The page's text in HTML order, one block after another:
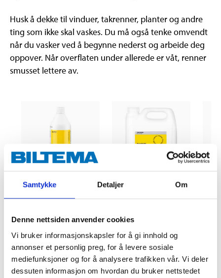
Samtykke Detaljer Om
Denne nettsiden anvender cookies
Vi bruker informasjonskapsler for å gi innhold og
annonser et personlig preg, for å levere sosiale
mediefunksjoner og for å analysere trafikken vår. Vi deler
dessuten informasjon om hvordan du bruker nettstedet
Husk å dekke til vinduer, takrenner, planter og andre
ting som ikke skal vaskes. Du må også tenke omvendt
når du vasker ved å begynne nederst og arbeide deg
oppover. Når overflaten under allerede er våt, renner
smusset lettere av.
5490
36-7202
119
36-7203